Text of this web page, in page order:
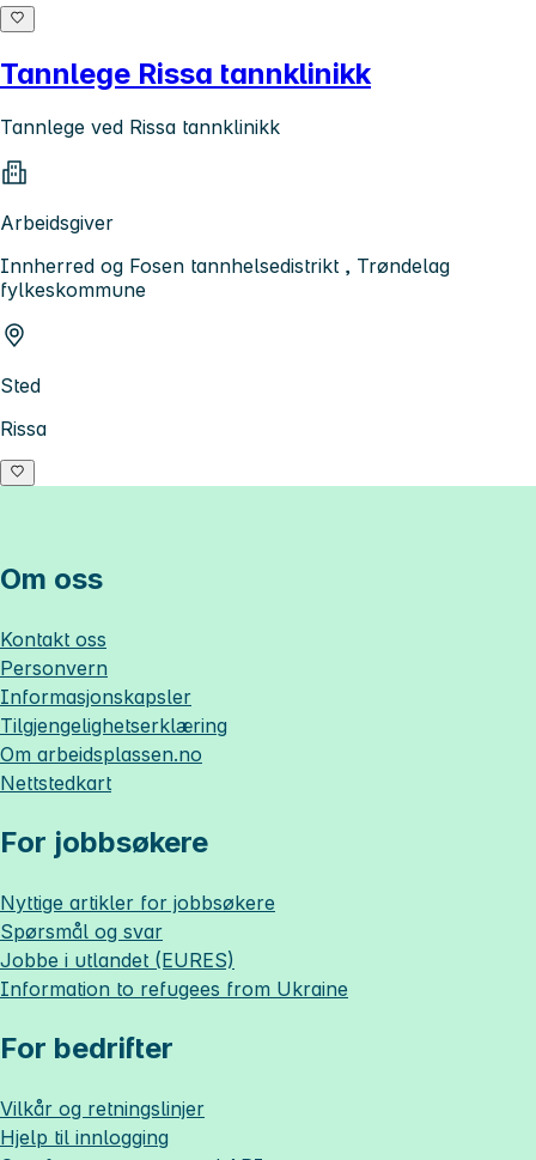
Tannlege Rissa tannklinikk
Tannlege ved Rissa tannklinikk
Arbeidsgiver
Innherred og Fosen tannhelsedistrikt , Trøndelag
fylkeskommune
Sted
Rissa
Om oss
Kontakt oss
Personvern
Informasjonskapsler
Tilgjengelighetserklæring
Om arbeidsplassen.no
Nettstedkart
For jobbsøkere
Nyttige artikler for jobbsøkere
Spørsmål og svar
Jobbe i utlandet (EURES)
Information to refugees from Ukraine
For bedrifter
Vilkår og retningslinjer
Hjelp til innlogging